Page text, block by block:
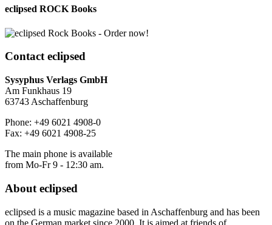
eclipsed ROCK Books
Contacteclipsed
Sysyphus Verlags GmbH
Am Funkhaus 19
63743 Aschaffenburg
Phone: +49 6021 4908-0
Fax: +49 6021 4908-25
The main phone is available
from Mo-Fr 9 - 12:30 am.
About eclipsed
eclipsed is a music magazine based in Aschaffenburg and has been
on the German market since 2000. It is aimed at friends of